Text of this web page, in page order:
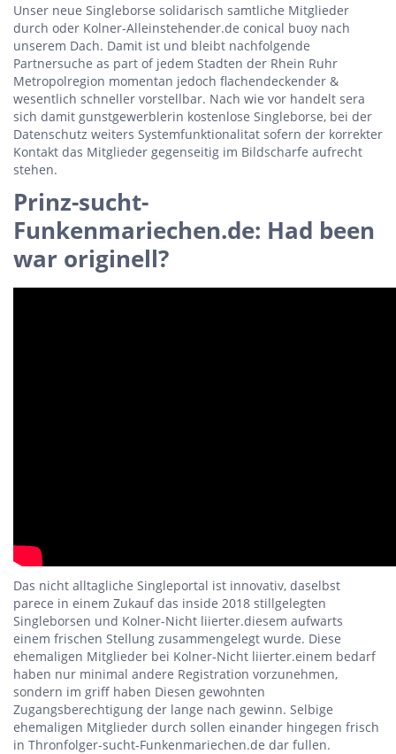
Unser neue Singleborse solidarisch samtliche Mitglieder
durch oder Kolner-Alleinstehender.de conical buoy nach
unserem Dach. Damit ist und bleibt nachfolgende
Partnersuche as part of jedem Stadten der Rhein Ruhr
Metropolregion momentan jedoch flachendeckender &
wesentlich schneller vorstellbar. Nach wie vor handelt sera
sich damit gunstgewerblerin kostenlose Singleborse, bei der
Datenschutz weiters Systemfunktionalitat sofern der korrekter
Kontakt das Mitglieder gegenseitig im Bildscharfe aufrecht
stehen.
Prinz-sucht-
Funkenmariechen.de: Had been
war originell?
Das nicht alltagliche Singleportal ist innovativ, daselbst
parece in einem Zukauf das inside 2018 stillgelegten
Singleborsen und Kolner-Nicht liierter.diesem aufwarts
einem frischen Stellung zusammengelegt wurde. Diese
ehemaligen Mitglieder bei Kolner-Nicht liierter.einem bedarf
haben nur minimal andere Registration vorzunehmen,
sondern im griff haben Diesen gewohnten
Zugangsberechtigung der lange nach gewinn. Selbige
ehemaligen Mitglieder durch sollen einander hingegen frisch
in Thronfolger-sucht-Funkenmariechen.de dar fullen.